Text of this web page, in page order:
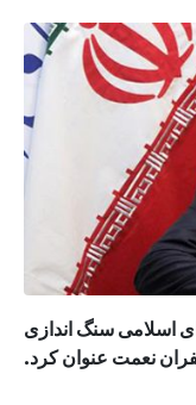
اسلامی سنگ اندازی
نعمت عنوان کرد.